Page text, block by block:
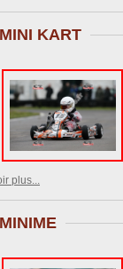
MINI KART
plus...
MINIME